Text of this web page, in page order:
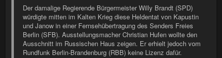
Der damalige Regierende Bürgermeister Willy Brandt (SPD)
würdigte mitten im Kalten Krieg diese Heldentat von Kapustin
und Janow in einer Fernsehübertragung des Senders Freies
Berlin (SFB). Ausstellungsmacher Christian Hufen wollte den
Ausschnitt im Russischen Haus zeigen. Er erhielt jedoch vom
Rundfunk Berlin-Brandenburg (RBB) keine Lizenz dafür.